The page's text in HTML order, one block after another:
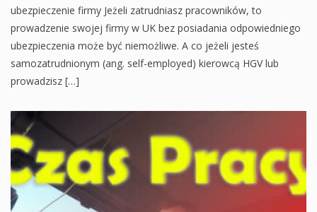
ubezpieczenie firmy Jeżeli zatrudniasz pracowników, to
prowadzenie swojej firmy w UK bez posiadania odpowiedniego
ubezpieczenia może być niemożliwe. A co jeżeli jesteś
samozatrudnionym (ang. self-employed) kierowcą HGV lub
prowadzisz […]